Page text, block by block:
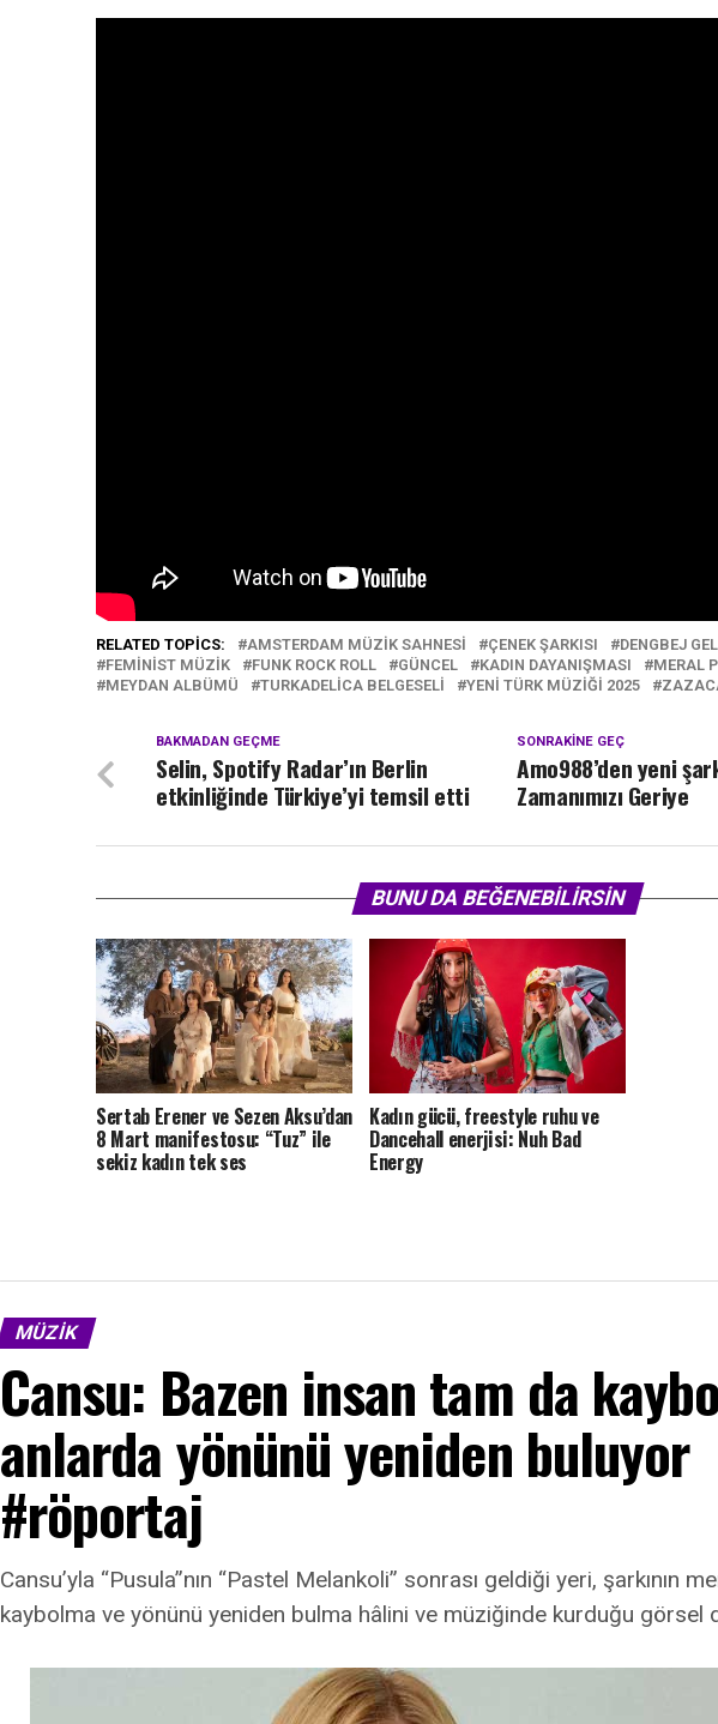
RELATED TOPICS: AMSTERDAM MÜZIK SAHNESI ÇENEK ŞARKISI
DENGBEJ
FEMINIST MÜZIK
FUNK ROCK ROLL GÜNCEL KADIN DAYANIŞMASI
MERAL
MEYDAN ALBÜMÜ
TURKADELICA BELGESELI YENI TÜRK MÜZIĞI 2025
SONRAKINE GEÇ
Amo988’den yeni
Zamanımızı Geriye
BAKMADAN GEÇME
Selin, Spotify Radar’ın Berlin
etkinliğinde Türkiye’yi temsil etti
BUNU DA BEĞENEBILIRSIN
Sertab Erener ve Sezen Aksu’dan
8 Mart manifestosu: “Tuz” ile
sekiz kadın tek ses
Kadın gücü, freestyle ruhu ve
Dancehall enerjisi: Nuh Bad
Energy
MÜZIK
Cansu: Bazen insan tam da
anlarda yönünü yeniden buluyor
#röportaj
Cansu’yla “Pusula”nın “Pastel Melankoli” sonrası geldiği yeri, şarkının
kaybolma ve yönünü yeniden bulma hâlini ve müziğinde kurduğu görsel